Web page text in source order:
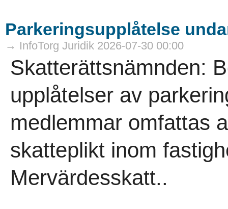
Parkeringsupplåtelse
→ InfoTorg Juridik 2026-07-30 00:00
Skatterättsnämnden:
upplåtelser av
medlemmar omfattas
skatteplikt inom
Mervärdesskatt..